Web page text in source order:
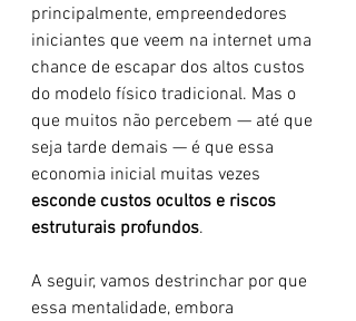
principalmente, empreendedores
iniciantes que veem na internet uma
chance de escapar dos altos custos
do modelo físico tradicional. Mas o
que muitos não percebem — até que
seja tarde demais — é que essa
economia inicial muitas vezes
esconde custos ocultos e riscos
estruturais profundos.
A seguir, vamos destrinchar por que
essa mentalidade, embora